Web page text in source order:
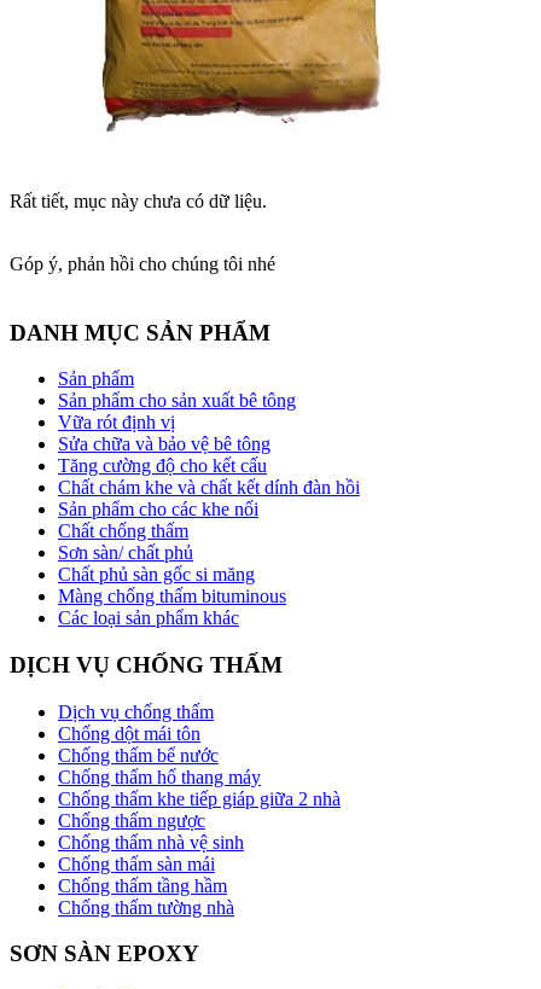
Rất tiết, mục này chưa có dữ liệu.
Góp ý, phản hồi cho chúng tôi nhé
DANH MỤC SẢN PHẨM
Sản phẩm
Sản phẩm cho sản xuất bê tông
Vữa rót định vị
Sửa chữa và bảo vệ bê tông
Tăng cường độ cho kết cấu
Chất chám khe và chất kết dính đàn hồi
Sản phẩm cho các khe nối
Chất chống thấm
Sơn sàn/ chất phủ
Chất phủ sàn gốc si măng
Màng chống thấm bituminous
Các loại sản phẩm khác
DỊCH VỤ CHỐNG THẤM
Dịch vụ chống thấm
Chống dột mái tôn
Chống thấm bể nước
Chống thấm hố thang máy
Chống thấm khe tiếp giáp giữa 2 nhà
Chống thấm ngược
Chống thấm nhà vệ sinh
Chống thấm sàn mái
Chống thấm tầng hầm
Chống thấm tường nhà
SƠN SÀN EPOXY